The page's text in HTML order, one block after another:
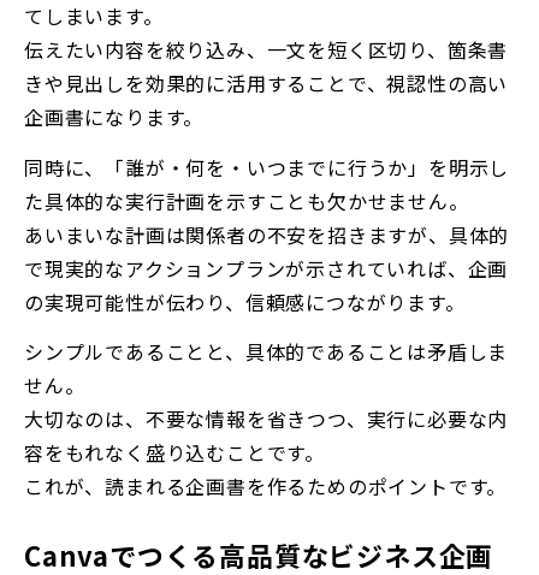
てしまいます。
伝えたい内容を絞り込み、一文を短く区切り、箇条書
きや見出しを効果的に活用することで、視認性の高い
企画書になります。
同時に、「誰が・何を・いつまでに行うか」を明示し
た具体的な実行計画を示すことも欠かせません。
あいまいな計画は関係者の不安を招きますが、具体的
で現実的なアクションプランが示されていれば、企画
の実現可能性が伝わり、信頼感につながります。
シンプルであることと、具体的であることは矛盾しま
せん。
大切なのは、不要な情報を省きつつ、実行に必要な内
容をもれなく盛り込むことです。
これが、読まれる企画書を作るためのポイントです。
Canvaでつくる高品質なビジネス企画